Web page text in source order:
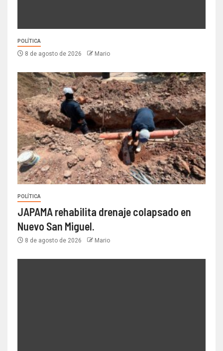
POLÍTICA
8 de agosto de 2026 Mario
POLÍTICA
JAPAMA rehabilita drenaje colapsado en
Nuevo San Miguel.
8 de agosto de 2026 Mario